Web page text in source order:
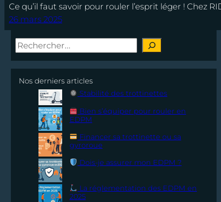
Ce qu’il faut savoir pour rouler l’esprit léger ! Chez
26 mars 2025
S
a
Nos derniers articles
Stabilité des trottinettes
Bien s’équiper pour rouler en
EDPM
Financer sa trottinette ou sa
gyroroue
Dois-je assurer mon EDPM ?
La réglementation des EDPM en
2025